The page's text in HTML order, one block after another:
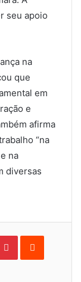
seu apoio
na
que
em
e
afirma
“na
na
diversas
PinterestReddit